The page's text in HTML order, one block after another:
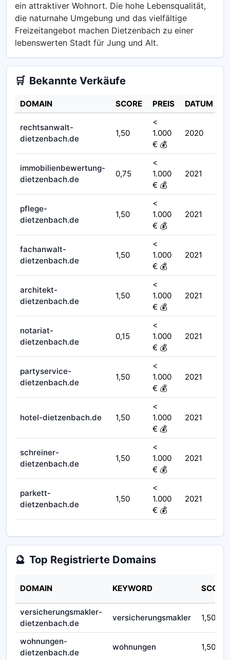
ein attraktiver Wohnort. Die hohe Lebensqualität,
die naturnahe Umgebung und das vielfältige
Freizeitangebot machen Dietzenbach zu einer
lebenswerten Stadt für Jung und Alt.
🛒 Bekannte Verkäufe
DOMAIN SCORE PREIS DATUM
rechtsanwalt-
dietzenbach.de
1,50
<
1.000
€ 💰
2020
immobilienbewertung-
dietzenbach.de
0,75
<
1.000
€ 💰
2021
pflege-
dietzenbach.de
1,50
<
1.000
€ 💰
2021
fachanwalt-
dietzenbach.de
1,50
<
1.000
€ 💰
2021
architekt-
dietzenbach.de
1,50
<
1.000
€ 💰
2021
notariat-
dietzenbach.de
0,15
<
1.000
€ 💰
2021
partyservice-
dietzenbach.de
1,50
<
1.000
€ 💰
2021
hotel-dietzenbach.de 1,50
<
1.000
€ 💰
2021
schreiner-
dietzenbach.de
1,50
<
1.000
€ 💰
2021
parkett-
dietzenbach.de
1,50
<
1.000
€ 💰
2021
🔮 Top Registrierte Domains
DOMAIN KEYWORD SCORE
versicherungsmakler-
dietzenbach.de
versicherungsmakler 1,50
wohnungen-
dietzenbach.de
wohnungen 1,50